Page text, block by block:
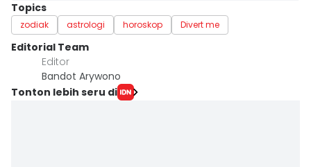
Topics
zodiak astrologi horoskop Divert me
Editorial Team
Editor
Bandot Arywono
Tonton lebih seru di